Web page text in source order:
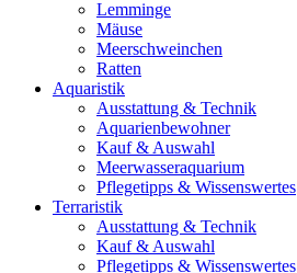
Lemminge
Mäuse
Meerschweinchen
Ratten
Aquaristik
Ausstattung & Technik
Aquarienbewohner
Kauf & Auswahl
Meerwasseraquarium
Pflegetipps & Wissenswertes
Terraristik
Ausstattung & Technik
Kauf & Auswahl
Pflegetipps & Wissenswertes